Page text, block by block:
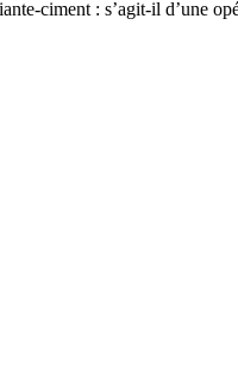
ciment : s’agit-il d’une